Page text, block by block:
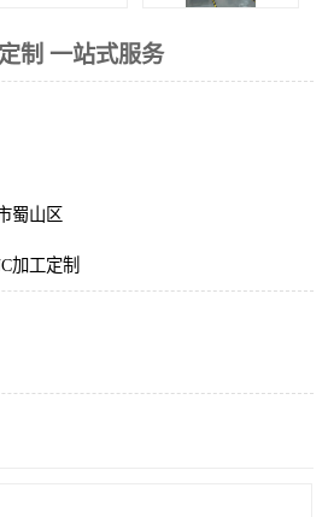
制 一站式服务
蜀山区
加工定制